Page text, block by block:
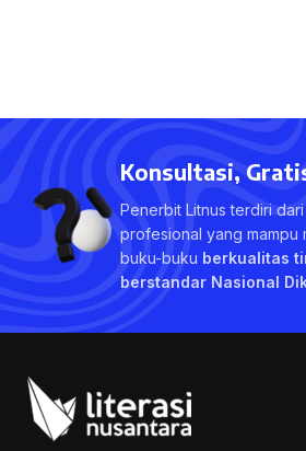
Konsultasi,
Penerbit Litnus terdiri dari
profesional yang mampu
buku-buku berkualitas
berstandar Nasional